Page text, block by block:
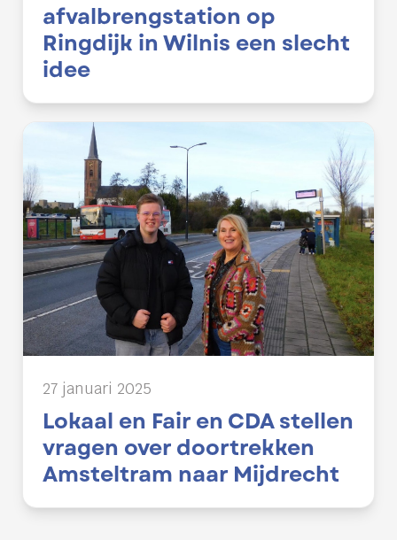
afvalbrengstation op
Ringdijk in Wilnis een slecht
idee
27 januari 2025
Lokaal en Fair en CDA stellen
vragen over doortrekken
Amsteltram naar Mijdrecht